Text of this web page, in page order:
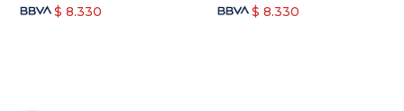
$ 8.330
$ 8.330